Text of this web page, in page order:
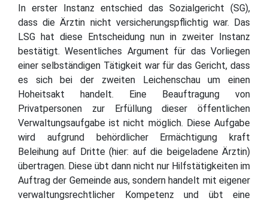
In erster Instanz entschied das Sozialgericht (SG),
dass die Ärztin nicht versicherungspflichtig war. Das
LSG hat diese Entscheidung nun in zweiter Instanz
bestätigt. Wesentliches Argument für das Vorliegen
einer selbständigen Tätigkeit war für das Gericht, dass
es sich bei der zweiten Leichenschau um einen
Hoheitsakt handelt. Eine Beauftragung von
Privatpersonen zur Erfüllung dieser öffentlichen
Verwaltungsaufgabe ist nicht möglich. Diese Aufgabe
wird aufgrund behördlicher Ermächtigung kraft
Beleihung auf Dritte (hier: auf die beigeladene Ärztin)
übertragen. Diese übt dann nicht nur Hilfstätigkeiten im
Auftrag der Gemeinde aus, sondern handelt mit eigener
verwaltungsrechtlicher Kompetenz und übt eine